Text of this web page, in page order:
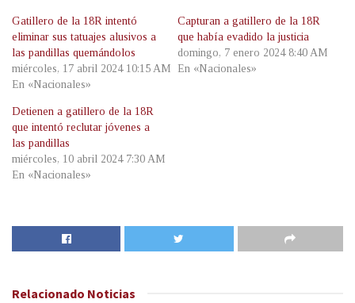
Gatillero de la 18R intentó
eliminar sus tatuajes alusivos a
las pandillas quemándolos
miércoles, 17 abril 2024 10:15 AM
En «Nacionales»
Capturan a gatillero de la 18R
que había evadido la justicia
domingo, 7 enero 2024 8:40 AM
En «Nacionales»
Detienen a gatillero de la 18R
que intentó reclutar jóvenes a
las pandillas
miércoles, 10 abril 2024 7:30 AM
En «Nacionales»
Relacionado Noticias